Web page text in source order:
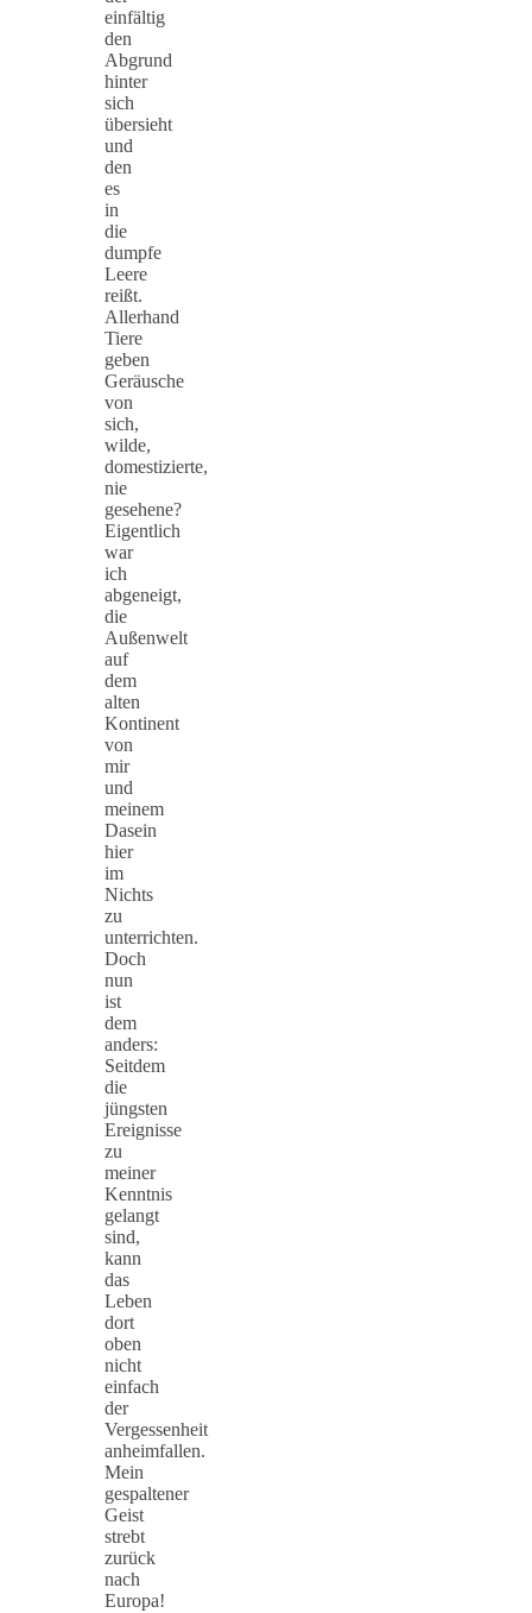
einfältig
den
Abgrund
hinter
sich
übersieht
und
den
es
in
die
dumpfe
Leere
reißt.
Allerhand
Tiere
geben
Geräusche
von
sich,
wilde,
domestizierte,
nie
gesehene?
Eigentlich
war
ich
abgeneigt,
die
Außenwelt
auf
dem
alten
Kontinent
von
mir
und
meinem
Dasein
hier
im
Nichts
zu
unterrichten.
Doch
nun
ist
dem
anders:
Seitdem
die
jüngsten
Ereignisse
zu
meiner
Kenntnis
gelangt
sind,
kann
das
Leben
dort
oben
nicht
einfach
der
Vergessenheit
anheimfallen.
Mein
gespaltener
Geist
strebt
zurück
nach
Europa!